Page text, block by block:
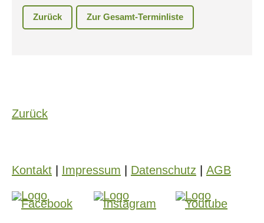
Zurück Zur Gesamt-Terminliste
Zurück
Kontakt Impressum Datenschutz AGB